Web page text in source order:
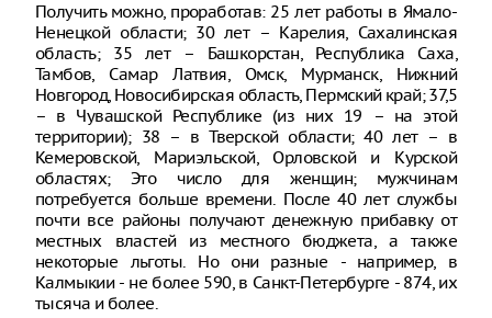
Получить можно, проработав: 25 лет работы в Ямало-
Ненецкой области; 30 лет – Карелия, Сахалинская
область; 35 лет – Башкорстан, Республика Саха,
Тамбов, Самар Латвия, Омск, Мурманск, Нижний
Новгород, Новосибирская область, Пермский край; 37,5
– в Чувашской Республике (из них 19 – на этой
территории); 38 – в Тверской области; 40 лет – в
Кемеровской, Мариэльской, Орловской и Курской
областях; Это число для женщин; мужчинам
потребуется больше времени. После 40 лет службы
почти все районы получают денежную прибавку от
местных властей из местного бюджета, а также
некоторые льготы. Но они разные - например, в
Калмыкии - не более 590, в Санкт-Петербурге - 874, их
тысяча и более.